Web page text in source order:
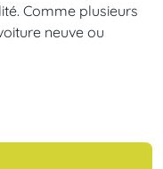
Comme plusieurs
neuve ou